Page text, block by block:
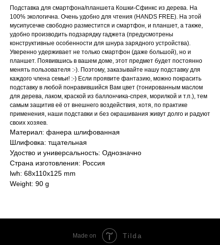
Подставка для смартфона/планшета Кошки-Сфинкс из дерева. На
100% экологична. Очень удобно для чтения (HANDS FREE). На этой
мусипусечке свободно разместится и смартфон, и планшет, а также,
удобно производить подзарядку гаджета (предусмотрены
конструктивные особенности для шнура зарядного устройства).
Уверенно удерживает не только смартфон (даже большой), но и
планшет. Появившись в вашем доме, этот предмет будет постоянно
менять пользователя :-). Поэтому, заказывайте нашу подставку для
каждого члена семьи! :-) Если проявите фантазию, можно покрасить
подставку в любой понравившийся Вам цвет (тонированным маслом
для дерева, лаком, краской из баллончика-спрея, морилкой и т.п.), тем
самым защитив её от внешнего воздействия, хотя, по практике
применения, наши подставки и без окрашивания живут долго и радуют
своих хозяев.
Материал: фанера шлифованная
Шлифовка: тщательная
Удоство и универсальность: Однозначно
Страна изготовления: Россия
lwh: 68x110x125 mm
Weight: 90 g
Made on Tilda